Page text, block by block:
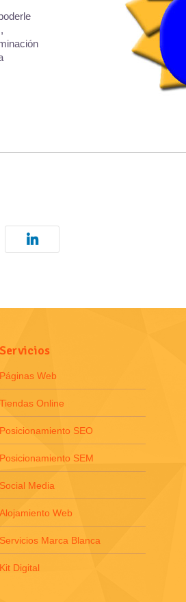
Servicios
Páginas Web
Tiendas Online
Posicionamiento SEO
Posicionamiento SEM
Social Media
Alojamiento Web
Servicios Marca Blanca
Kit Digital